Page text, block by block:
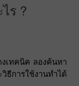
ร ?
งเทคนิค ลองค้นหา
การใช้งานทำได้